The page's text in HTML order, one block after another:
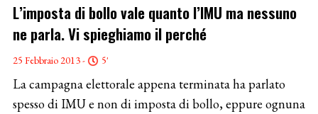
L’imposta di bollo vale quanto l’IMU ma nessuno
ne parla. Vi spieghiamo il perché
25 Febbraio 2013 - 5'
La campagna elettorale appena terminata ha parlato
spesso di IMU e non di imposta di bollo, eppure ognuna